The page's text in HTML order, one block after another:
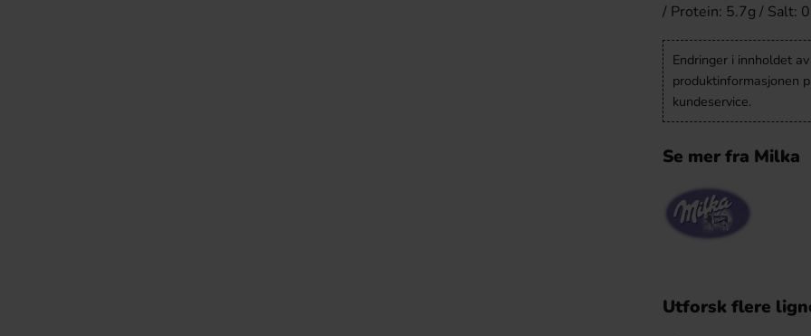
/ Protein: 5.7g / Salt:
Endringer i innholdet
produktinformasjonen
kundeservice.
Se mer fra Milka
Utforsk flere